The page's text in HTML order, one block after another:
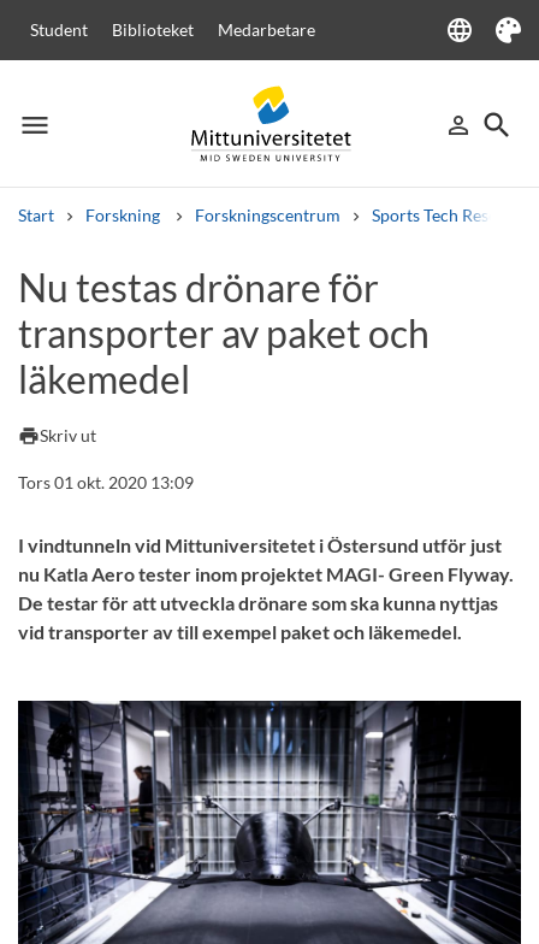
Student Biblioteket Medarbetare language
Language
Tema
menu
Meny person_outline
Logga in
search
Sök
Start Forskning Forskningscentrum Sports Tech Research
Andra söktjänster
Kurser och program KursplanerVälkomstbrevPersonal
Lediga jobb
Nu testas drönare för
transporter av paket och
läkemedel
printSkriv ut
Tors 01 okt. 2020 13:09
I vindtunneln vid Mittuniversitetet i Östersund utför just
nu Katla Aero tester inom projektet MAGI- Green Flyway.
De testar för att utveckla drönare som ska kunna nyttjas
vid transporter av till exempel paket och läkemedel.